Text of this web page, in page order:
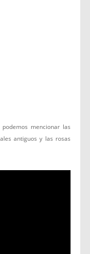
mencionar las
antiguos y las rosas